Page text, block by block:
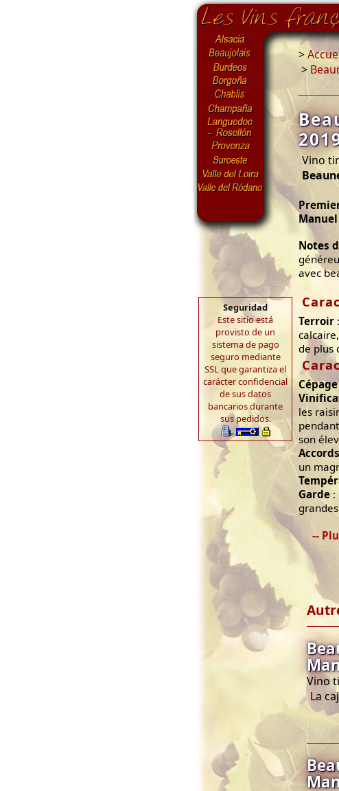
Seguridad
Este sitio está
provisto de un
sistema de pago
seguro mediante
SSL que garantiza el
carácter confidencial
de sus datos
bancarios durante
sus pedidos.
>
>
Vino
Manuel
Notes
avec
Terroir
de plus
Cépage
les
son
un
Garde :
--
Vino
La